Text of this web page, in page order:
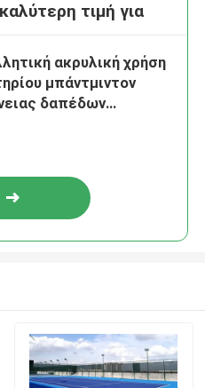
τιμή για
ακρυλική χρήση
μπάντμιντον
δαπέδων